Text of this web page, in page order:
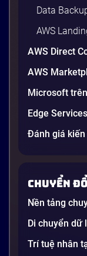
Data
AWS
AWS Direct
AWS
Microsoft
Edge Services
Đánh giá
Chuyển
Nền tảng
Di chuyển dữ
Trí tuệ nhân